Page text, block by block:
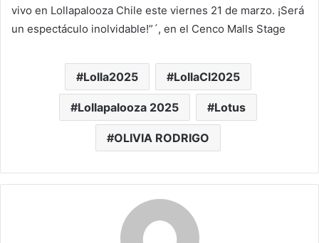
vivo en Lollapalooza Chile este viernes 21 de marzo. ¡Será
un espectáculo inolvidable!”´, en el Cenco Malls Stage
Lolla2025 LollaCl2025
Lollapalooza 2025 Lotus
OLIVIA RODRIGO